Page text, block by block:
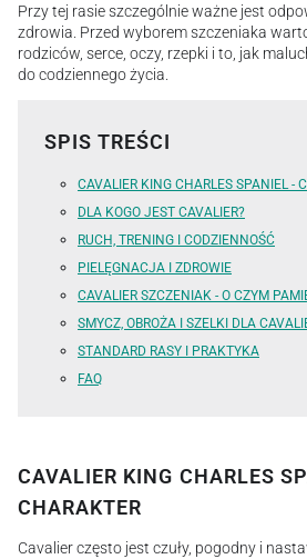
Przy tej rasie szczególnie ważne jest
zdrowia. Przed wyborem szczeniaka
rodziców, serce, oczy, rzepki i to, jak
do codziennego życia.
SPIS TREŚCI
CAVALIER KING CHARLES SPANIEL -
DLA KOGO JEST CAVALIER?
RUCH, TRENING I CODZIENNOŚĆ
PIELĘGNACJA I ZDROWIE
CAVALIER SZCZENIAK - O CZYM
SMYCZ, OBROŻA I SZELKI DLA
STANDARD RASY I PRAKTYKA
FAQ
CAVALIER KING CHARLES
CHARAKTER
Cavalier często jest czuły, pogodny i